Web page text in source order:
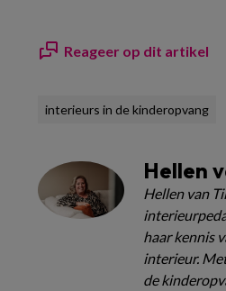
Reageer op dit artikel
interieurs in de kinderopvang
Hellen
Hellen van
haar kennis
interieur.
de